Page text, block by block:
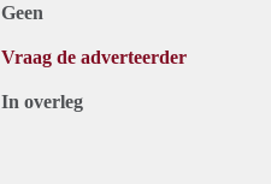
Geen
Vraag de adverteerder
In overleg